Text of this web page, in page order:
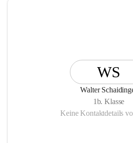
WS
Walter
1b. Klasse
Keine Kontaktdetails